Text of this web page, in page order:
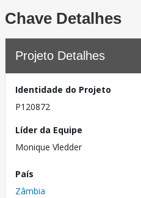
Chave Detalhes
Projeto Detalhes
Identidade do Projeto
P120872
Líder da Equipe
Monique Vledder
País
Zâmbia